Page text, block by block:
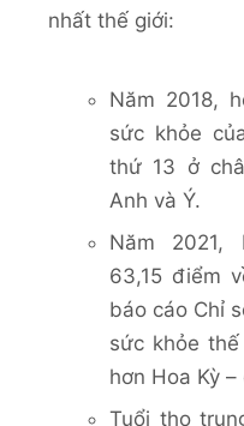
nhất thế giới:
Năm 2018,
sức khỏe
thứ 13 ở
Anh và Ý.
Năm
63,15 điểm
báo cáo Chỉ
sức khỏe
hơn Hoa Kỳ
Tuổi thọ